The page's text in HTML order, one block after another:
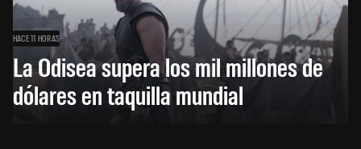
HACE 11 HORAS
La Odisea supera los mil millones de
dólares en taquilla mundial